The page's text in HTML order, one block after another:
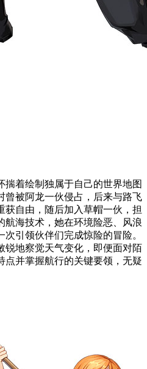
揣着绘制独属于自己的世界地图
曾被阿龙一伙侵占，后来与路飞
获自由，随后加入草帽一伙，担
航海技术，她在环境险恶、风浪
引领伙伴们完成惊险的冒险。
锐地察觉天气变化，即便面对陌
点并掌握航行的关键要领，无疑